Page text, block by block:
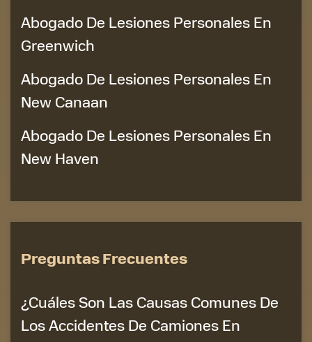
Abogado De Lesiones Personales En
Greenwich
Abogado De Lesiones Personales En
New Canaan
Abogado De Lesiones Personales En
New Haven
Preguntas Frecuentes
¿Cuáles Son Las Causas Comunes De
Los Accidentes De Camiones En